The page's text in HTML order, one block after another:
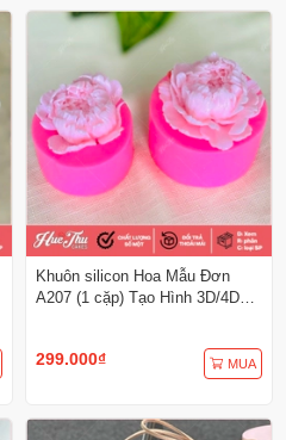
Khuôn silicon Hoa Mẫu Đơn
A207 (1 cặp) Tạo Hình 3D/4D
299.000₫ MUA